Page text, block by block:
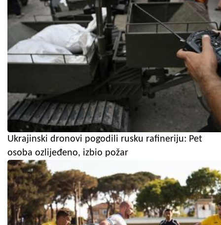
Ukrajinski dronovi pogodili rusku rafineriju: Pet
osoba ozlijeđeno, izbio požar